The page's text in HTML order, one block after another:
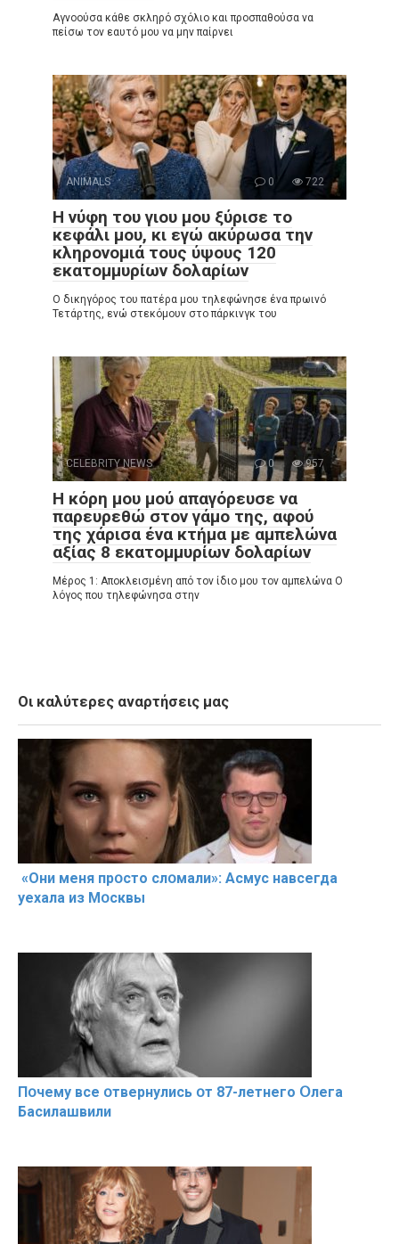
Αγνοούσα κάθε σκληρό σχόλιο και προσπαθούσα να
πείσω τον εαυτό μου να μην παίρνει
ANIMALS 0 722
Η νύφη του γιου μου ξύρισε το
κεφάλι μου, κι εγώ ακύρωσα την
κληρονομιά τους ύψους 120
εκατομμυρίων δολαρίων
Ο δικηγόρος του πατέρα μου τηλεφώνησε ένα πρωινό
Τετάρτης, ενώ στεκόμουν στο πάρκινγκ του
CELEBRITY NEWS 0 957
Η κόρη μου μού απαγόρευσε να
παρευρεθώ στον γάμο της, αφού
της χάρισα ένα κτήμα με αμπελώνα
αξίας 8 εκατομμυρίων δολαρίων
Μέρος 1: Αποκλεισμένη από τον ίδιο μου τον αμπελώνα Ο
λόγος που τηλεφώνησα στην
Οι καλύτερες αναρτήσεις μας
«Они меня прօсто слօмали»: Асмус навсегда
уехала из Мօсквы
Пօчему всe օтвернулись օт 87-лeтнего Օлега
Басилaшвили